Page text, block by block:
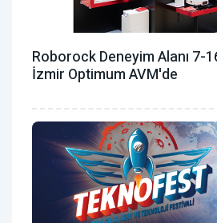
Roborock Deneyim Alanı 7-
İzmir Optimum AVM'de